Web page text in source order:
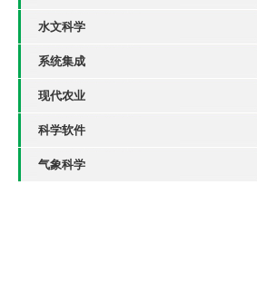
水文科学
系统集成
现代农业
科学软件
气象科学